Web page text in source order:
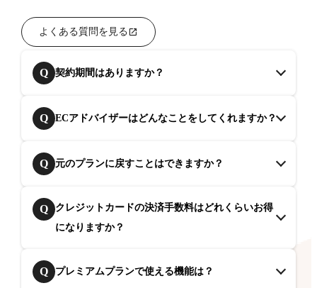
よくある質問を見る
Q 契約期間はありますか？
Q ECアドバイザーはどんなことをしてくれますか？
Q 元のプランに戻すことはできますか？
Q
クレジットカードの決済手数料はどれくらいお得
になりますか？
Q プレミアムプランで使える機能は？